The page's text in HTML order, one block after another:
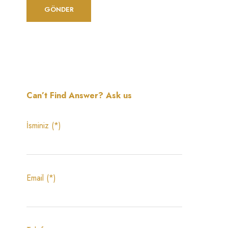
Can’t Find Answer? Ask us
İsminiz (*)
Email (*)